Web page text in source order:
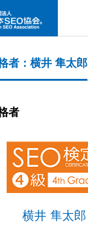
者：横井 隼太郎
者
横井 隼太郎